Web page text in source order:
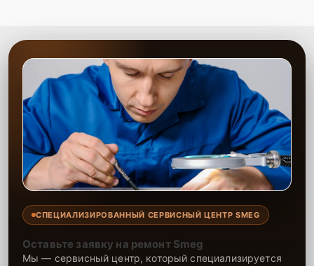
СПЕЦИАЛИЗИРОВАННЫЙ СЕРВИСНЫЙ ЦЕНТР SMEG
Оставьте заявку на ремонт Smeg
Мы — сервисный центр, который специализируется